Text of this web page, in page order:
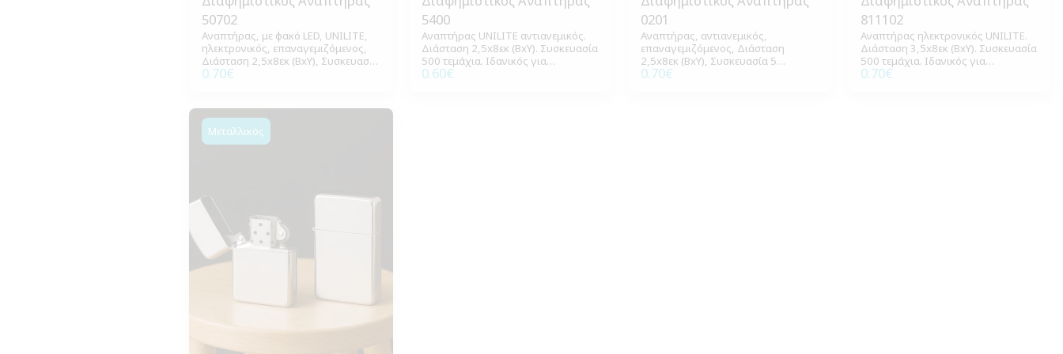
50702
Αναπτήρας, με φακό LED, UNILITE,
ηλεκτρονικός, επαναγεμιζόμενος,
Διάσταση 2,5x8εκ (ΒxΥ), Συσκευασία
0.70€
5400
Αναπτήρας UNILITE αντιανεμικός.
Διάσταση 2,5x8εκ (ΒxΥ). Συσκευασία
500 τεμάχια. Ιδανικός για
καθημερινή χρήση και διαφημιστικά
0.60€
0201
Αναπτήρας, αντιανεμικός,
επαναγεμιζόμενος, Διάσταση
2,5x8εκ (ΒxΥ), Συσκευασία 5
χρωμάτων, Minimum παραγγελίας
0.70€
811102
Αναπτήρας ηλεκτρονικός UNILITE.
Διάσταση 3,5x8εκ (ΒxΥ). Συσκευασία
500 τεμάχια. Ιδανικός για
καθημερινή χρήση και διαφημιστικά
0.70€
Μεταλλικός